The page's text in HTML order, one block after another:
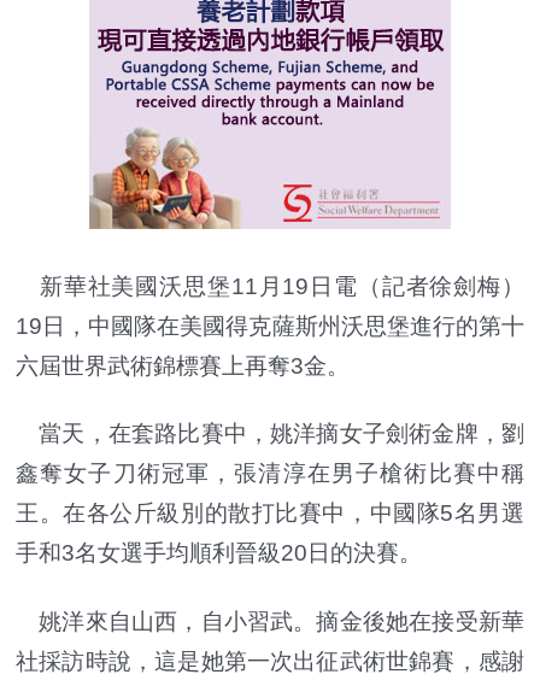
新華社美國沃思堡11月19日電（記者徐劍梅）
19日，中國隊在美國得克薩斯州沃思堡進行的第十
六屆世界武術錦標賽上再奪3金。
當天，在套路比賽中，姚洋摘女子劍術金牌，劉
鑫奪女子刀術冠軍，張清淳在男子槍術比賽中稱
王。在各公斤級別的散打比賽中，中國隊5名男選
手和3名女選手均順利晉級20日的決賽。
姚洋來自山西，自小習武。摘金後她在接受新華
社採訪時說，這是她第一次出征武術世錦賽，感謝